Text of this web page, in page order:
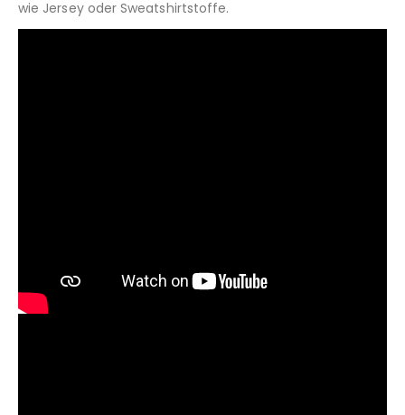
wie Jersey oder Sweatshirtstoffe.